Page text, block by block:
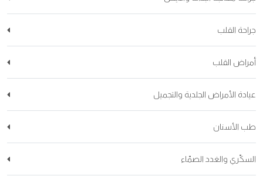
جراحة القلب
أمراض القلب
عيادة الأمراض الجلدية والتجميل
طب الأسنان
السكّري والغدد الصمّاء